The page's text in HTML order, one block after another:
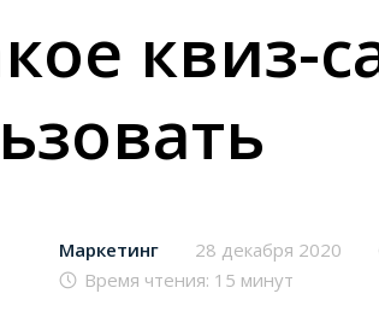
квиз-
Маркетинг 28 декабря 2020
Время чтения: 15 минут